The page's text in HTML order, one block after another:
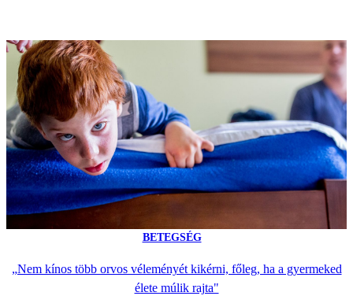
BETEGSÉG
„Nem kínos több orvos véleményét kikérni, főleg, ha a gyermeked
élete múlik rajta"